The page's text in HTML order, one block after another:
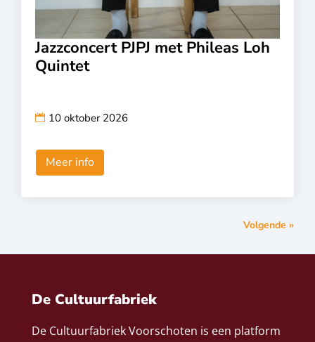
Jazzconcert PJPJ met Phileas Loh
Quintet
10 oktober 2026
Meer info
Volgende »
De Cultuurfabriek
De Cultuurfabriek Voorschoten is een platform